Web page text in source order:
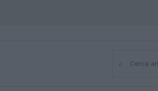
⌕Cerca